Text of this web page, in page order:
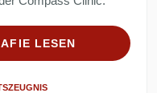
LESEN